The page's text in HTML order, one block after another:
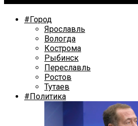
#Город
Ярославль
Вологда
Кострома
Рыбинск
Переславль
Ростов
Тутаев
#Политика